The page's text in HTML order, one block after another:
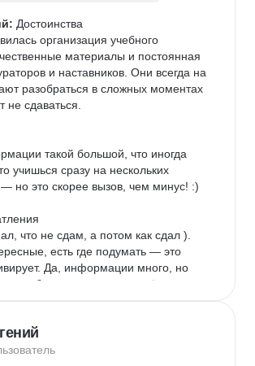
Достоинства
организация учебного
материалы и постоянная
и наставников. Они всегда на
разобраться в сложных моментах
не сдаваться.
такой большой, что иногда
учишься сразу на нескольких
— но это скорее вызов, чем минус! :)
что не сдам, а потом как сдал ).
есть где подумать — это
Да, информации много, но
быстро начинаешь всё
— насыщенный и полезный.